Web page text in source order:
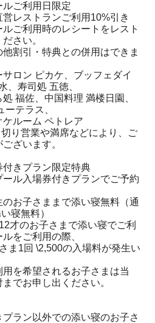
日限定
トランご利用10%引き
のレシートをレスト
さい。
典との併用はできま
ン ピカケ、ブッフェダイ
、寿司処 五徳、
国料理 満楼日園、
テラス、
ペトレア
満席などにより、ご
ざいます。
付きプラン限定特典
場券付きプランでご予約
さままで添い寝無料（通
寝無料）
さまで添い寝でご利
をご利用の際、
の入場料が発生い
れるお子さまは当
でお申し出ください。
ラン以外での添い寝のお子さ